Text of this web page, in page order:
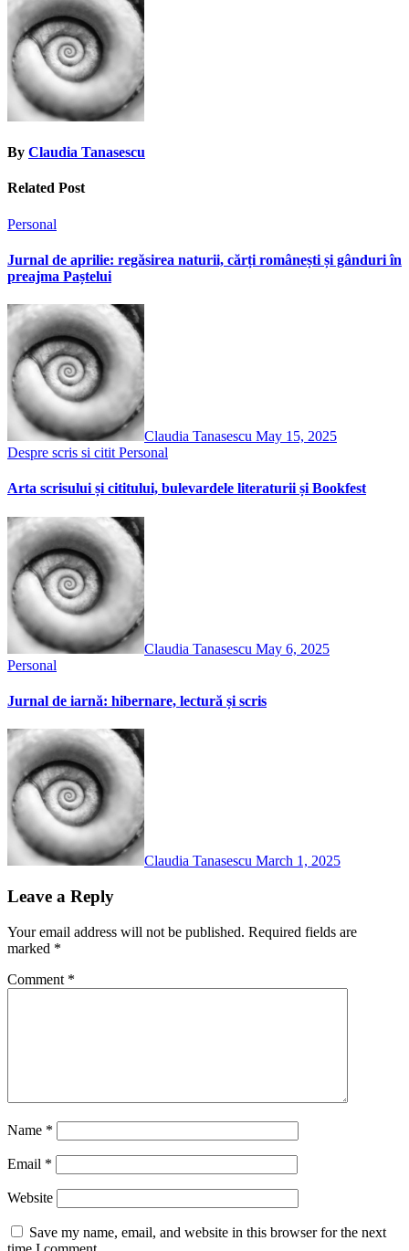
By Claudia Tanasescu
Related Post
Personal
Jurnal de aprilie: regăsirea naturii, cărți românești și gânduri în
preajma Paștelui
Claudia Tanasescu May 15, 2025
Despre scris si citit Personal
Arta scrisului și cititului, bulevardele literaturii și Bookfest
Claudia Tanasescu May 6, 2025
Personal
Jurnal de iarnă: hibernare, lectură și scris
Claudia Tanasescu March 1, 2025
Leave a Reply
Your email address will not be published. Required fields are
marked *
Comment *
Name *
Email *
Website
Save my name, email, and website in this browser for the next